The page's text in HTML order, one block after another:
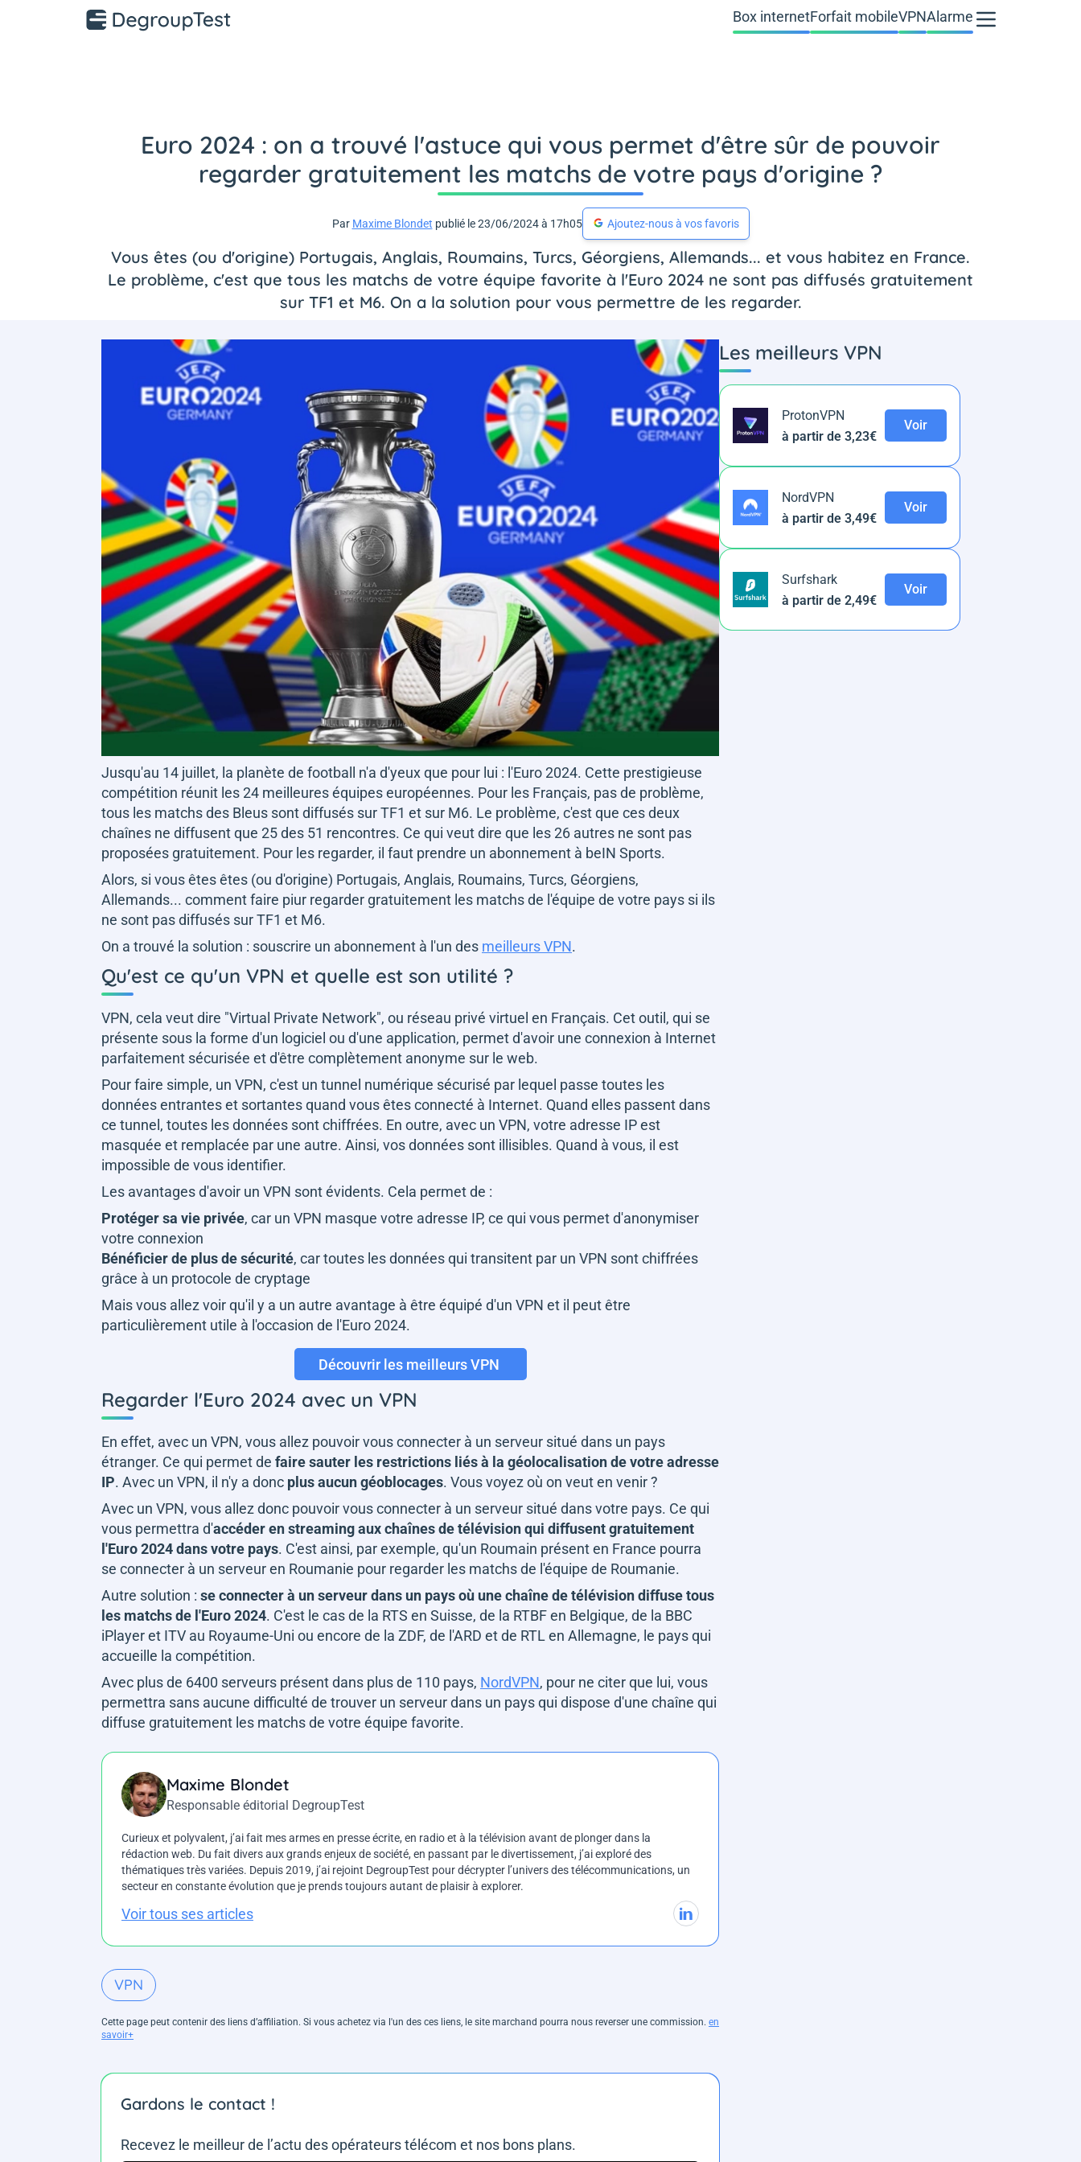
Box internetForfait mobileVPNAlarme
Euro 2024 : on a trouvé l'astuce qui vous permet d'être sûr de pouvoir
regarder gratuitement les matchs de votre pays d'origine ?
Par Maxime Blondet publié le 23/06/2024 à 17h05 Ajoutez-nous à vos favoris
Vous êtes (ou d'origine) Portugais, Anglais, Roumains, Turcs, Géorgiens, Allemands... et vous habitez en France.
Le problème, c'est que tous les matchs de votre équipe favorite à l'Euro 2024 ne sont pas diffusés gratuitement
sur TF1 et M6. On a la solution pour vous permettre de les regarder.
Jusqu'au 14 juillet, la planète de football n'a d'yeux que pour lui : l'Euro 2024. Cette prestigieuse
compétition réunit les 24 meilleures équipes européennes. Pour les Français, pas de problème,
tous les matchs des Bleus sont diffusés sur TF1 et sur M6. Le problème, c'est que ces deux
chaînes ne diffusent que 25 des 51 rencontres. Ce qui veut dire que les 26 autres ne sont pas
proposées gratuitement. Pour les regarder, il faut prendre un abonnement à beIN Sports.
Alors, si vous êtes êtes (ou d'origine) Portugais, Anglais, Roumains, Turcs, Géorgiens,
Allemands... comment faire piur regarder gratuitement les matchs de l'équipe de votre pays si ils
ne sont pas diffusés sur TF1 et M6.
On a trouvé la solution : souscrire un abonnement à l'un des meilleurs VPN.
Qu'est ce qu'un VPN et quelle est son utilité ?
VPN, cela veut dire "Virtual Private Network", ou réseau privé virtuel en Français. Cet outil, qui se
présente sous la forme d'un logiciel ou d'une application, permet d'avoir une connexion à Internet
parfaitement sécurisée et d'être complètement anonyme sur le web.
Pour faire simple, un VPN, c'est un tunnel numérique sécurisé par lequel passe toutes les
données entrantes et sortantes quand vous êtes connecté à Internet. Quand elles passent dans
ce tunnel, toutes les données sont chiffrées. En outre, avec un VPN, votre adresse IP est
masquée et remplacée par une autre. Ainsi, vos données sont illisibles. Quand à vous, il est
impossible de vous identifier.
Les avantages d'avoir un VPN sont évidents. Cela permet de :
Protéger sa vie privée, car un VPN masque votre adresse IP, ce qui vous permet d'anonymiser
votre connexion
Bénéficier de plus de sécurité, car toutes les données qui transitent par un VPN sont chiffrées
grâce à un protocole de cryptage
Mais vous allez voir qu'il y a un autre avantage à être équipé d'un VPN et il peut être
particulièrement utile à l'occasion de l'Euro 2024.
Découvrir les meilleurs VPN
Regarder l'Euro 2024 avec un VPN
En effet, avec un VPN, vous allez pouvoir vous connecter à un serveur situé dans un pays
étranger. Ce qui permet de faire sauter les restrictions liés à la géolocalisation de votre adresse
IP. Avec un VPN, il n'y a donc plus aucun géoblocages. Vous voyez où on veut en venir ?
Avec un VPN, vous allez donc pouvoir vous connecter à un serveur situé dans votre pays. Ce qui
vous permettra d'accéder en streaming aux chaînes de télévision qui diffusent gratuitement
l'Euro 2024 dans votre pays. C'est ainsi, par exemple, qu'un Roumain présent en France pourra
se connecter à un serveur en Roumanie pour regarder les matchs de l'équipe de Roumanie.
Autre solution : se connecter à un serveur dans un pays où une chaîne de télévision diffuse tous
les matchs de l'Euro 2024. C'est le cas de la RTS en Suisse, de la RTBF en Belgique, de la BBC
iPlayer et ITV au Royaume-Uni ou encore de la ZDF, de l'ARD et de RTL en Allemagne, le pays qui
accueille la compétition.
Avec plus de 6400 serveurs présent dans plus de 110 pays, NordVPN, pour ne citer que lui, vous
permettra sans aucune difficulté de trouver un serveur dans un pays qui dispose d'une chaîne qui
diffuse gratuitement les matchs de votre équipe favorite.
Maxime Blondet
Responsable éditorial DegroupTest
Curieux et polyvalent, j’ai fait mes armes en presse écrite, en radio et à la télévision avant de plonger dans la
rédaction web. Du fait divers aux grands enjeux de société, en passant par le divertissement, j’ai exploré des
thématiques très variées. Depuis 2019, j’ai rejoint DegroupTest pour décrypter l’univers des télécommunications, un
secteur en constante évolution que je prends toujours autant de plaisir à explorer.
Voir tous ses articles
VPN
Cette page peut contenir des liens d’affiliation. Si vous achetez via l'un des ces liens, le site marchand pourra nous reverser une commission. en
savoir+
Gardons le contact !
Recevez le meilleur de l’actu des opérateurs télécom et nos bons plans.
Les meilleurs VPN
ProtonVPN
à partir de 3,23€
Voir
NordVPN
à partir de 3,49€
Voir
Surfshark
à partir de 2,49€
Voir